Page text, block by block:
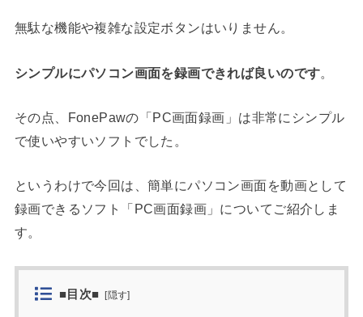
無駄な機能や複雑な設定ボタンはいりません。
シンプルにパソコン画面を録画できれば良いのです
その点、FonePawの「PC画面録画」は非常にシンプル
で使いやすいソフトでした。
というわけで今回は、簡単にパソコン画面を動画として
録画できるソフト「PC画面録画」についてご紹介しま
す。
■目次■ [隠す]